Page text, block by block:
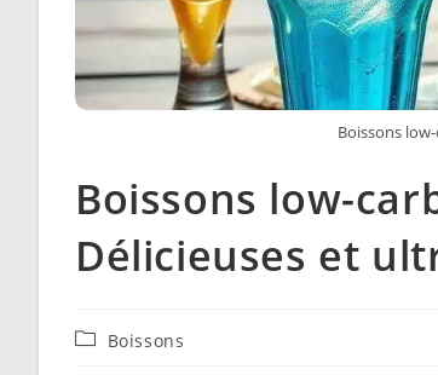
Boissons
Boissons low-
Délicieuses et
PostBoissons